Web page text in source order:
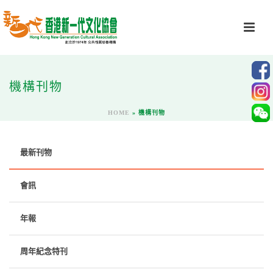
機構刊物
HOME » 機構刊物
最新刊物
會訊
年報
周年紀念特刊